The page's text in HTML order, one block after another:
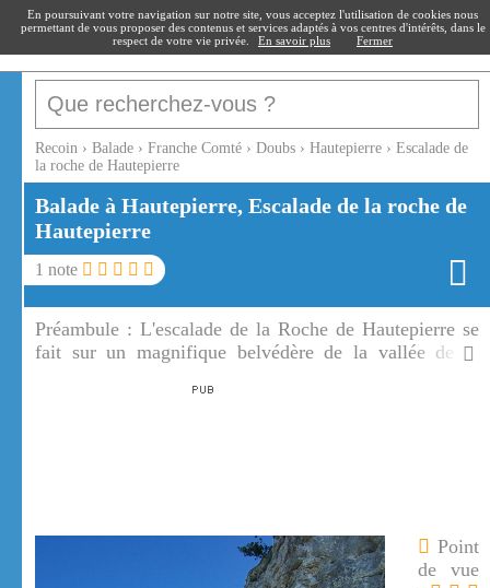
recoin.fr
Recoin › Balade › Franche Comté › Doubs › Hautepierre › Escalade de
la roche de Hautepierre
Balade à Hautepierre, Escalade de la roche de
Hautepierre
1 note
Préambule : L'escalade de la Roche de Hautepierre se
fait sur un magnifique belvédère de la vallée de la
Point
de vue
En poursuivant votre navigation sur notre site, vous acceptez l'utilisation de cookies nous
permettant de vous proposer des contenus et services adaptés à vos centres d'intérêts, dans le
respect de votre vie privée.
En savoir plus Fermer